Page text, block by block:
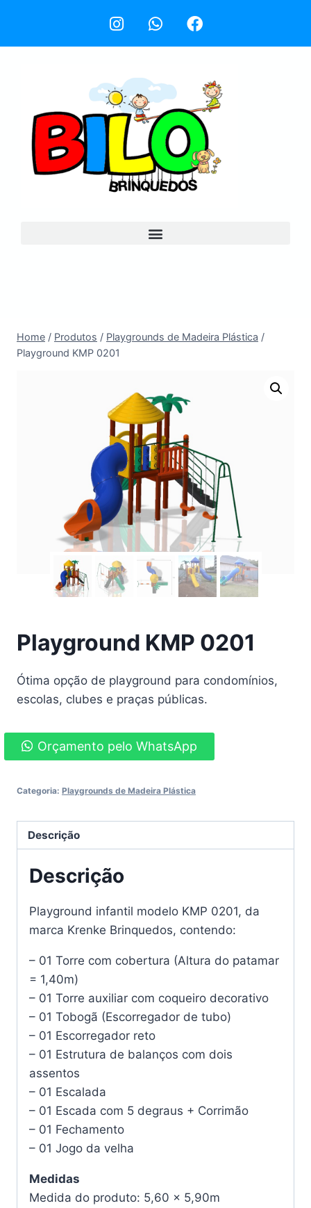
Home / Produtos / Playgrounds de Madeira Plástica /
Playground KMP 0201
Playground KMP 0201
Ótima opção de playground para condomínios,
escolas, clubes e praças públicas.
Orçamento pelo WhatsApp
Categoria: Playgrounds de Madeira Plástica
Descrição
Descrição
Playground infantil modelo KMP 0201, da
marca Krenke Brinquedos, contendo:
– 01 Torre com cobertura (Altura do patamar
= 1,40m)
– 01 Torre auxiliar com coqueiro decorativo
– 01 Tobogã (Escorregador de tubo)
– 01 Escorregador reto
– 01 Estrutura de balanços com dois
assentos
– 01 Escalada
– 01 Escada com 5 degraus + Corrimão
– 01 Fechamento
– 01 Jogo da velha
Medidas
Medida do produto: 5,60 x 5,90m